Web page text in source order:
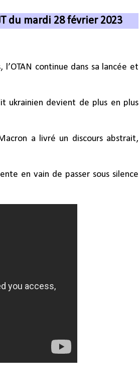
du mardi 28 février 2023
continue dans sa lancée et
ukrainien devient de plus en plus
a livré un discours abstrait,
en vain de passer sous silence